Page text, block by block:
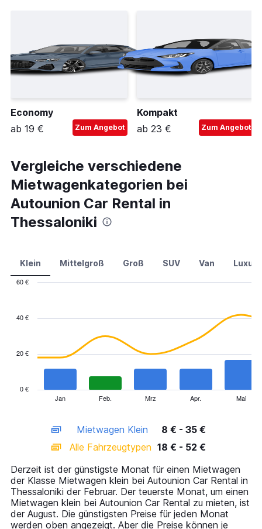
Economy
ab 19 €
Zum Angebot
Kompakt
ab 23 €
Zum Angebot
Vergleiche verschiedene
Mietwagenkategorien bei
Autounion Car Rental in
Thessaloniki
Klein Mittelgroß Groß SUV Van
has
displaying
categories.
14
categories.
The
chart
has
1
Jan Feb. Mrz Apr. Mai
0 €
20 €
40 €
60 €
Mietwagen Klein
8 € - 35 €
Alle Fahrzeugtypen 18 € - 52 €
Derzeit ist der günstigste Monat für einen Mietwagen
der Klasse Mietwagen klein bei Autounion Car Rental in
Thessaloniki der Februar. Der teuerste Monat, um einen
Mietwagen klein bei Autounion Car Rental zu mieten, ist
der August. Die günstigsten Preise für jeden Monat
werden oben angezeigt. Aber die Preise können je